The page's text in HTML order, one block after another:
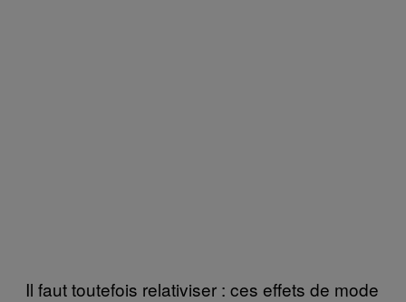
Il faut toutefois relativiser : ces effets de mode